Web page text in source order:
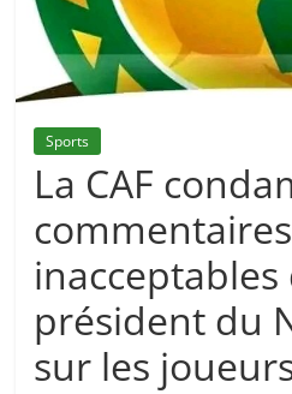
Sports
La CAF
commentaires
inacceptables
président du
sur les